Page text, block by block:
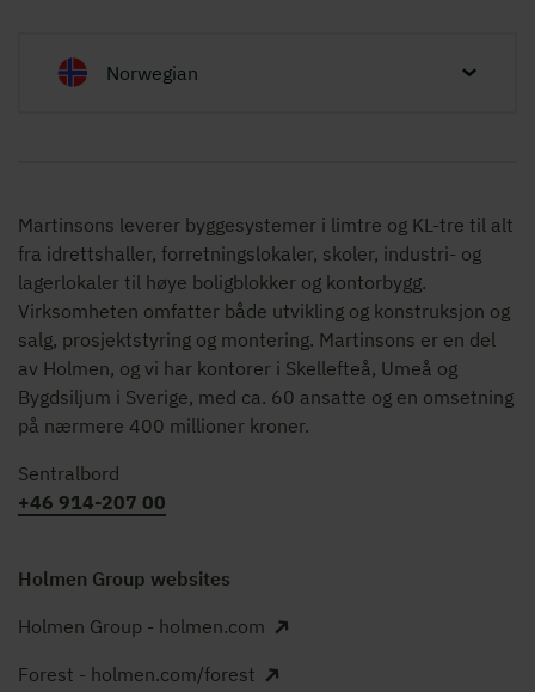
Norwegian
Martinsons leverer byggesystemer i limtre og KL-tre til alt
fra idrettshaller, forretningslokaler, skoler, industri- og
lagerlokaler til høye boligblokker og kontorbygg.
Virksomheten omfatter både utvikling og konstruksjon og
salg, prosjektstyring og montering. Martinsons er en del
av Holmen, og vi har kontorer i Skellefteå, Umeå og
Bygdsiljum i Sverige, med ca. 60 ansatte og en omsetning
på nærmere 400 millioner kroner.
Sentralbord
+46 914-207 00
Holmen Group websites
Holmen Group - holmen.com
Forest - holmen.com/forest